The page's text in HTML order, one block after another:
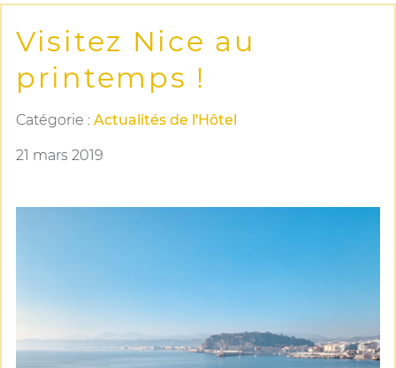
Visitez Nice au
printemps !
Catégorie : Actualités de l'Hôtel
21 mars 2019